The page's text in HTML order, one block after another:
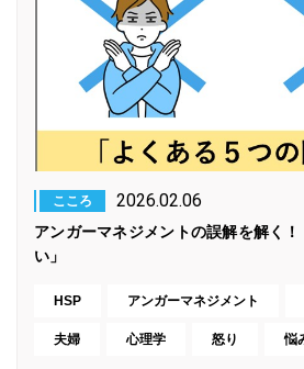
こころ 2026.02.06
アンガーマネジメントの誤解を解く
い」
HSP アンガーマネジメント
夫婦 心理学 怒り 悩